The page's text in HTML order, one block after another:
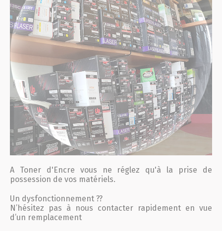
A Tonerd'Encre vous ne réglez qu'à la prise de
possession de vos matériels.
Un dysfonctionnement ??
N’hésitez pas à nous contacter rapidement en vue
d’un remplacement